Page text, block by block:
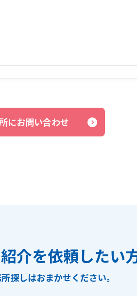
にお問い合わせ
介を依頼したい
探しはおまかせください。